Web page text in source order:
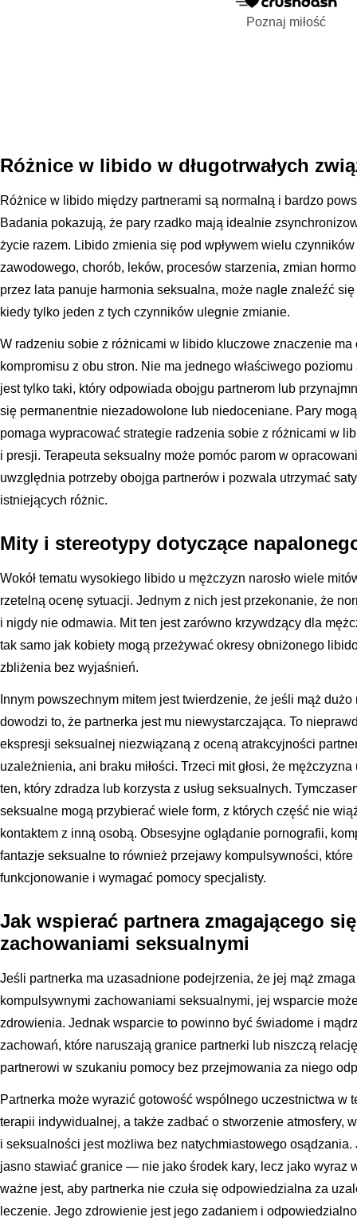
Poznaj miłość
Różnice w libido w długotrwałych
Różnice w libido między partnerami są normalną i bardzo
Badania pokazują, że pary rzadko mają idealnie
życie razem. Libido zmienia się pod wpływem wielu
zawodowego, chorób, leków, procesów starzenia, zmian
przez lata panuje harmonia seksualna, może nagle znaleźć
kiedy tylko jeden z tych czynników ulegnie zmianie.
W radzeniu sobie z różnicami w libido kluczowe znaczenie
kompromisu z obu stron. Nie ma jednego właściwego
jest tylko taki, który odpowiada obojgu partnerom lub
się permanentnie niezadowolone lub niedoceniane. Pary
pomaga wypracować strategie radzenia sobie z różnicami w
i presji. Terapeuta seksualny może pomóc parom w
uwzględnia potrzeby obojga partnerów i pozwala utrzymać
istniejących różnic.
Mity i stereotypy dotyczące
Wokół tematu wysokiego libido u mężczyzn narosło wiele
rzetelną ocenę sytuacji. Jednym z nich jest przekonanie, że
i nigdy nie odmawia. Mit ten jest zarówno krzywdzący dla
tak samo jak kobiety mogą przeżywać okresy obniżonego
zbliżenia bez wyjaśnień.
Innym powszechnym mitem jest twierdzenie, że jeśli mąż
dowodzi to, że partnerka jest mu niewystarczająca. To
ekspresji seksualnej niezwiązaną z oceną atrakcyjności
uzależnienia, ani braku miłości. Trzeci mit głosi, że
ten, który zdradza lub korzysta z usług seksualnych.
seksualne mogą przybierać wiele form, z których część nie
kontaktem z inną osobą. Obsesyjne oglądanie pornografii,
fantazje seksualne to również przejawy kompulsywności,
funkcjonowanie i wymagać pomocy specjalisty.
Jak wspierać partnera zmagającego
zachowaniami seksualnymi
Jeśli partnerka ma uzasadnione podejrzenia, że jej mąż
kompulsywnymi zachowaniami seksualnymi, jej wsparcie
zdrowienia. Jednak wsparcie to powinno być świadome i
zachowań, które naruszają granice partnerki lub niszczą
partnerowi w szukaniu pomocy bez przejmowania za niego
Partnerka może wyrazić gotowość wspólnego uczestnictwa w
terapii indywidualnej, a także zadbać o stworzenie atmosfery,
i seksualności jest możliwa bez natychmiastowego
jasno stawiać granice — nie jako środek kary, lecz jako wyraz
ważne jest, aby partnerka nie czuła się odpowiedzialna za
leczenie. Jego zdrowienie jest jego zadaniem i